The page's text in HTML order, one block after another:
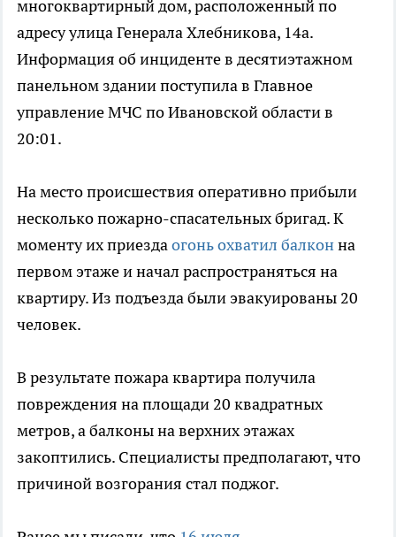
многоквартирный дом, расположенный по
адресу улица Генерала Хлебникова, 14а.
Информация об инциденте в десятиэтажном
панельном здании поступила в Главное
управление МЧС по Ивановской области в
20:01.
На место происшествия оперативно прибыли
несколько пожарно-спасательных бригад. К
моменту их приездаогонь охватил балконна
первом этаже и начал распространяться на
квартиру. Из подъезда были эвакуированы 20
человек.
В результате пожара квартира получила
повреждения на площади 20 квадратных
метров, а балконы на верхних этажах
закоптились. Специалисты предполагают, что
причиной возгорания стал поджог.